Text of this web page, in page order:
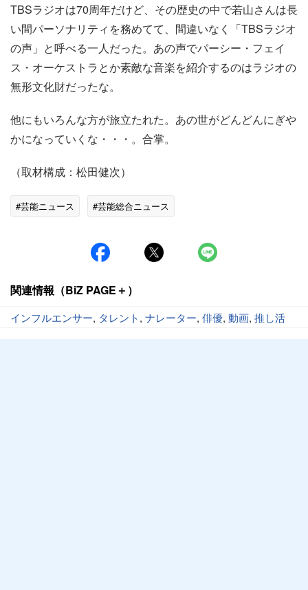
TBSラジオは70周年だけど、その歴史の中で若山さんは長
い間パーソナリティを務めてて、間違いなく「TBSラジオ
の声」と呼べる一人だった。あの声でパーシー・フェイ
ス・オーケストラとか素敵な音楽を紹介するのはラジオの
無形文化財だったな。
他にもいろんな方が旅立たれた。あの世がどんどんにぎや
かになっていくな・・・。合掌。
（取材構成：松田健次）
#芸能ニュース #芸能総合ニュース
関連情報（BiZ PAGE＋）
インフルエンサー, タレント, ナレーター, 俳優, 動画, 推し活